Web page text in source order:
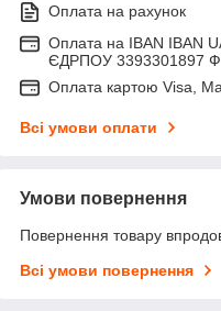
Оплата на рахунок
Оплата на IBAN IBAN
ЄДРПОУ 3393301897
Оплата картою Visa,
Всі умови оплати
Умови повернення
Повернення товару
Всі умови повернення